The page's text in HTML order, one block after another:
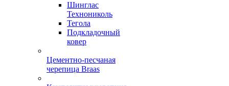
Шинглас
Технониколь
Тегола
Подкладочный
ковер
Цементно-песчаная
черепица Braas